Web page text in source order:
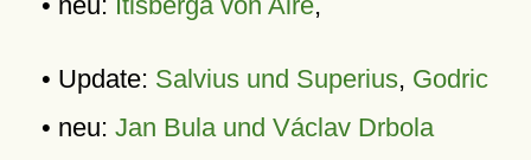
• Update: Salvius und Superius, Godric
• neu: Jan Bula und Václav Drbola